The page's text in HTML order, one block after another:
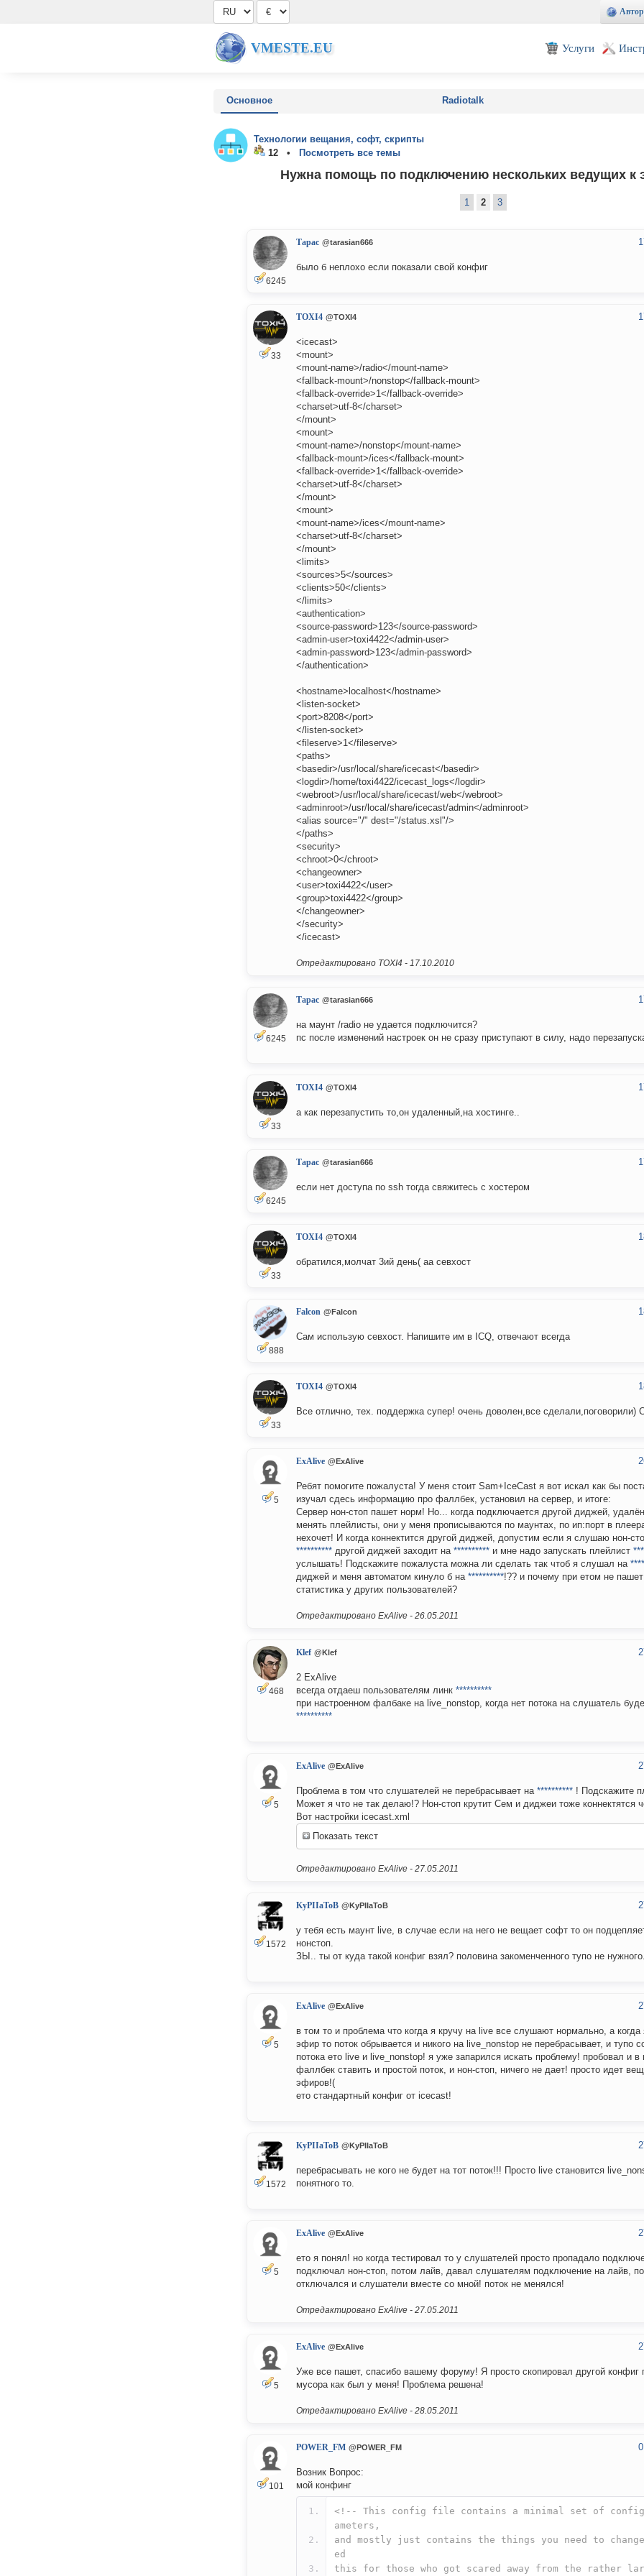
VMESTE.EU Услуги
Основное Radiotalk
Технологии вещания, софт, скрипты
12 •
Посмотреть все темы
Нужна помощь по подключению нескольких ведущих к
1 2 3
6245
Тарас @tarasian666
было б неплохо если показали свой конфиг
33
TOXI4 @TOXI4
<icecast>
<mount>
<mount-name>/radio</mount-name>
<fallback-mount>/nonstop</fallback-mount>
<fallback-override>1</fallback-override>
<charset>utf-8</charset>
</mount>
<mount>
<mount-name>/nonstop</mount-name>
<fallback-mount>/ices</fallback-mount>
<fallback-override>1</fallback-override>
<charset>utf-8</charset>
</mount>
<mount>
<mount-name>/ices</mount-name>
<charset>utf-8</charset>
</mount>
<limits>
<sources>5</sources>
<clients>50</clients>
</limits>
<authentication>
<source-password>123</source-password>
<admin-user>toxi4422</admin-user>
<admin-password>123</admin-password>
</authentication>
<hostname>localhost</hostname>
<listen-socket>
<port>8208</port>
</listen-socket>
<fileserve>1</fileserve>
<paths>
<basedir>/usr/local/share/icecast</basedir>
<logdir>/home/toxi4422/icecast_logs</logdir>
<webroot>/usr/local/share/icecast/web</webroot>
<adminroot>/usr/local/share/icecast/admin</adminroot>
<alias source="/" dest="/status.xsl"/>
</paths>
<security>
<chroot>0</chroot>
<changeowner>
<user>toxi4422</user>
<group>toxi4422</group>
</changeowner>
</security>
</icecast>
Отредактировано TOXI4 - 17.10.2010
6245
Тарас @tarasian666
на маунт /radio не удается подключится?
пс после изменений настроек он не сразу приступают в силу, надо
33
TOXI4 @TOXI4
а как перезапустить то,он удаленный,на хостинге..
6245
Тарас @tarasian666
если нет доступа по ssh тогда свяжитесь с хостером
33
TOXI4 @TOXI4
обратился,молчат 3ий день( аа севхост
888
Falcon @Falcon
Сам использую севхост. Напишите им в ICQ, отвечают всегда
33
TOXI4 @TOXI4
Все отлично, тех. поддержка супер! очень доволен,все сделали,поговорили)
5
ExAlive @ExAlive
Ребят помогите пожалуста! У меня стоит Sam+IceCast я вот искал как бы
изучал сдесь информацию про фаллбек, установил на сервер, и итоге:
Сервер нон-стоп пашет норм! Но... когда подключается другой диджей,
менять плейлисты, они у меня прописываются по маунтах, по ип:порт в
нехочет! И когда коннектится другой диджей, допустим если я слушаю нон-
********** другой диджей заходит на ********** и мне надо запускать плейлист
услышать! Подскажите пожалуста можна ли сделать так чтоб я слушал на
диджей и меня автоматом кинуло б на **********!?? и почему при етом не
статистика у других пользователей?
Отредактировано ExAlive - 26.05.2011
468
Klef @Klef
2 ExAlive
всегда отдаеш пользователям линк **********
при настроенном фалбаке на live_nonstop, когда нет потока на слушатель
**********
5
ExAlive @ExAlive
Проблема в том что слушателей не перебрасывает на ********** ! Подскажите
Может я что не так делаю!? Нон-стоп крутит Сем и диджеи тоже коннектятся
Вот настройки icecast.xml
Показать текст
Отредактировано ExAlive - 27.05.2011
1572
KyPIIaToB @KyPIIaToB
у тебя есть маунт live, в случае если на него не вещает софт то он
нонстоп.
ЗЫ.. ты от куда такой конфиг взял? половина закоменченного тупо не
5
ExAlive @ExAlive
в том то и проблема что когда я кручу на live все слушают нормально, а
эфир то поток обрывается и никого на live_nonstop не перебрасывает, и тупо
потока ето live и live_nonstop! я уже запарился искать проблему! пробовал и в
фаллбек ставить и простой поток, и нон-стоп, ничего не дает! просто идет
эфиров!(
ето стандартный конфиг от icecast!
1572
KyPIIaToB @KyPIIaToB
перебрасывать не кого не будет на тот поток!!! Просто live становится
понятного то.
5
ExAlive @ExAlive
ето я понял! но когда тестировал то у слушателей просто пропадало
подключал нон-стоп, потом лайв, давал слушателям подключение на лайв,
отключался и слушатели вместе со мной! поток не менялся!
Отредактировано ExAlive - 27.05.2011
5
ExAlive @ExAlive
Уже все пашет, спасибо вашему форуму! Я просто скопировал другой конфиг
мусора как был у меня! Проблема решена!
Отредактировано ExAlive - 28.05.2011
101
POWER_FM @POWER_FM
Возник Вопрос:
мой конфинг
<!-- This config file contains a minimal set of
ameters,
and mostly just contains the things you need to
ed
this for those who got scared away from the rather